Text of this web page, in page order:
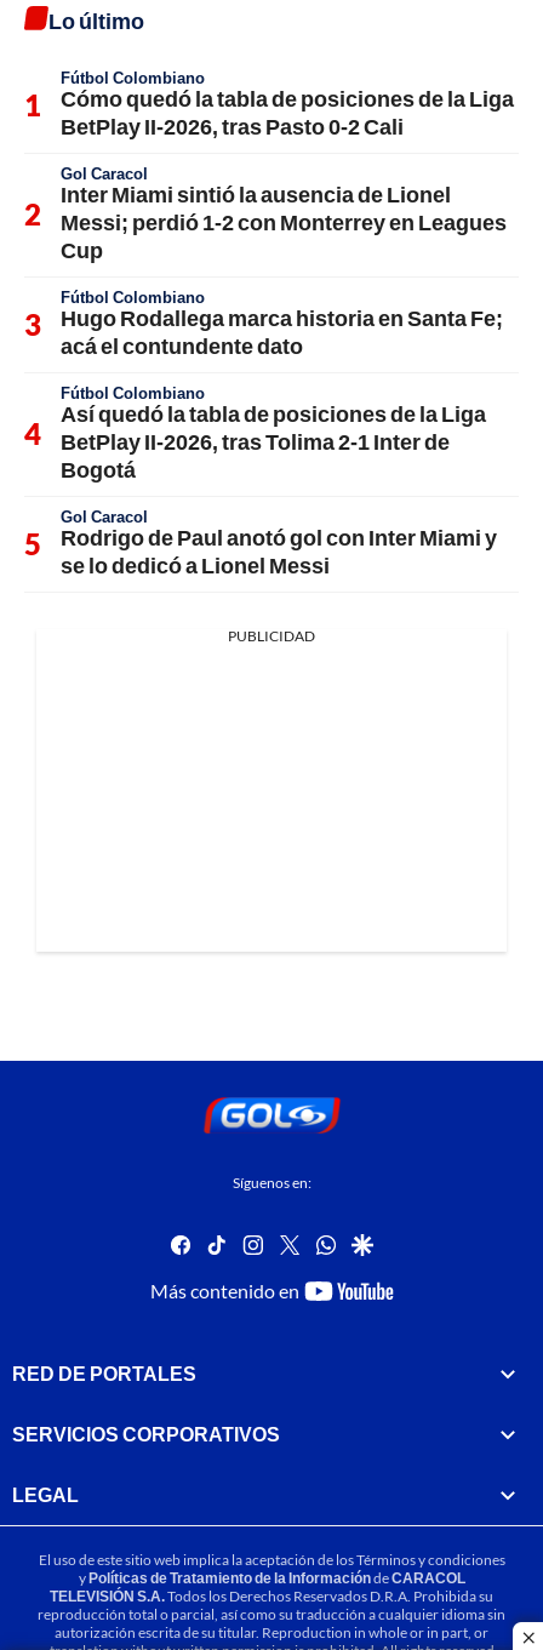
Lo último
Fútbol Colombiano
Cómo quedó la tabla de posiciones de la Liga
BetPlay II-2026, tras Pasto 0-2 Cali
Gol Caracol
Inter Miami sintió la ausencia de Lionel
Messi; perdió 1-2 con Monterrey en Leagues
Cup
Fútbol Colombiano
Hugo Rodallega marca historia en Santa Fe;
acá el contundente dato
Fútbol Colombiano
Así quedó la tabla de posiciones de la Liga
BetPlay II-2026, tras Tolima 2-1 Inter de
Bogotá
Gol Caracol
Rodrigo de Paul anotó gol con Inter Miami y
se lo dedicó a Lionel Messi
PUBLICIDAD
Síguenos en:
facebook
tiktok instagram
twitterwhatsapp
google
Más contenido en
youtube-
RED DE PORTALES
SERVICIOS CORPORATIVOS
LEGAL
El uso de este sitio web implica la aceptación de losTérminos y condiciones
yPolíticas de Tratamiento de la InformacióndeCARACOL
TELEVISIÓN S.A.Todos los Derechos Reservados D.R.A. Prohibida su
reproducción total o parcial, así como su traducción a cualquier idioma sin
autorización escrita de su titular. Reproduction in whole or in part, or